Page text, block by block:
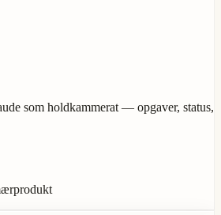
som holdkammerat — opgaver, status,